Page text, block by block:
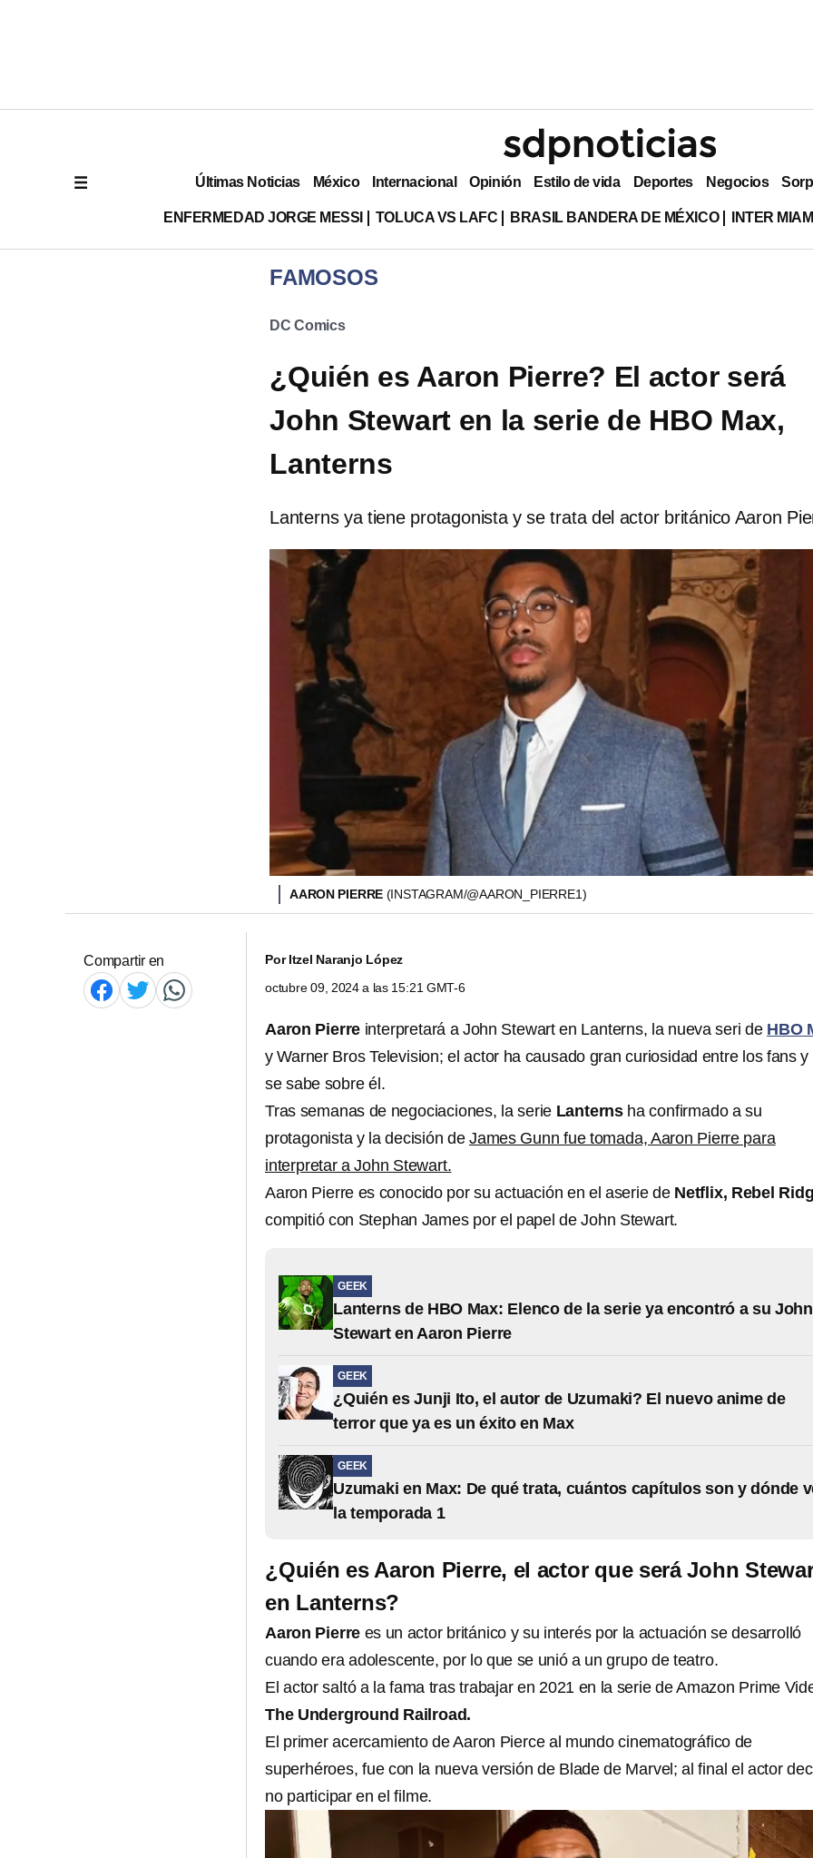
Últimas Noticias México Internacional Opinión Estilo de vida Deportes Negocios
ENFERMEDAD JORGE MESSI TOLUCA VS LAFC BRASIL BANDERA DE MÉXICO INTER
FAMOSOS
DC Comics
¿Quién es Aaron Pierre? El actor será
John Stewart en la serie de HBO Max,
Lanterns
Lanterns ya tiene protagonista y se trata del actor británico Aaron
AARON PIERRE (INSTAGRAM/@AARON_PIERRE1)
Compartir en PorItzel Naranjo López
octubre 09, 2024 a las 15:21 GMT-6
Aaron Pierre interpretará a John Stewart en Lanterns, la nueva seri de HBO
y Warner Bros Television; el actor ha causado gran curiosidad entre los fans y
se sabe sobre él.
Tras semanas de negociaciones, la serie Lanterns ha confirmado a su
protagonista y la decisión deJames Gunn fue tomada, Aaron Pierre para
interpretar a John Stewart.
Aaron Pierre es conocido por su actuación en el aserie de Netflix, Rebel
compitió con Stephan James por el papel de John Stewart.
GEEK
Lanterns de HBO Max: Elenco de la serie ya encontró a su John
Stewart en Aaron Pierre
GEEK
¿Quién es Junji Ito, el autor de Uzumaki? El nuevo anime de
terror que ya es un éxito en Max
GEEK
Uzumaki en Max: De qué trata, cuántos capítulos son y dónde
la temporada 1
¿Quién es Aaron Pierre, el actor que será John
en Lanterns?
Aaron Pierre es un actor británico y su interés por la actuación se desarrolló
cuando era adolescente, por lo que se unió a un grupo de teatro.
El actor saltó a la fama tras trabajar en 2021 en la serie de Amazon Prime
The Underground Railroad.
El primer acercamiento de Aaron Pierce al mundo cinematográfico de
superhéroes, fue con la nueva versión de Blade de Marvel; al final el actor
no participar en el filme.